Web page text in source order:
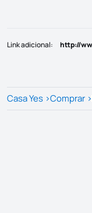
Link adicional:
Casa Yes >Comprar >